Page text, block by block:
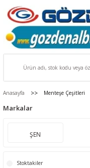
Anasayfa Menteşe Çeşitleri
Markalar
ŞEN
Stoktakiler